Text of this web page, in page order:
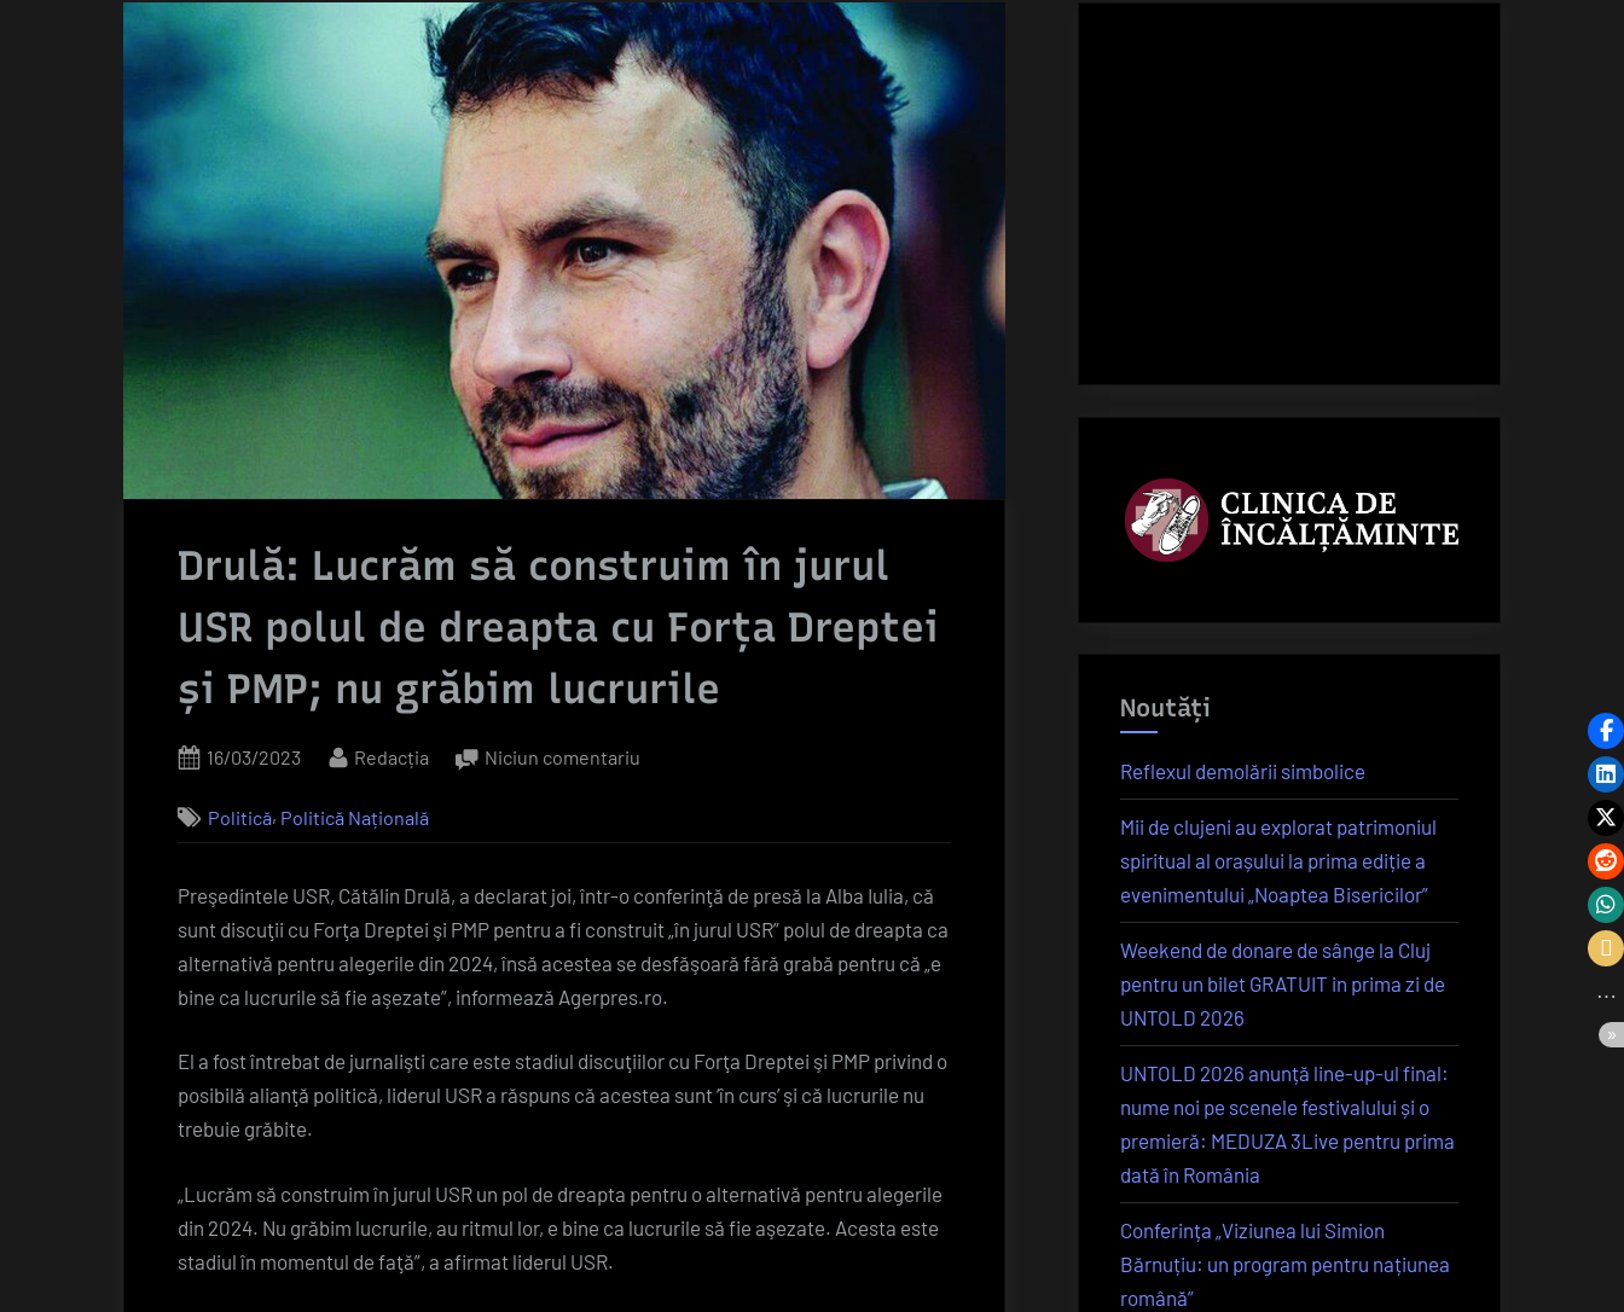
Drulă: Lucrăm să construim în jurul
USR polul de dreapta cu Forţa Dreptei
şi PMP; nu grăbim lucrurile
Posted
16/03/2023 By
Redacția Niciun comentariu
construim
în
jurul
de
Politică, Politică Națională
Preşedintele USR, Cătălin Drulă, a declarat joi, într-o conferinţă de presă la Alba Iulia, că
sunt discuţii cu Forţa Dreptei şi PMP pentru a fi construit „în jurul USR” polul de dreapta ca
alternativă pentru alegerile din 2024, însă acestea se desfăşoară fără grabă pentru că „e
bine ca lucrurile să fie aşezate”, informează Agerpres.ro.
El a fost întrebat de jurnalişti care este stadiul discuţiilor cu Forţa Dreptei şi PMP privind o
posibilă alianţă politică, liderul USR a răspuns că acestea sunt ‘în curs’ şi că lucrurile nu
trebuie grăbite.
„Lucrăm să construim în jurul USR un pol de dreapta pentru o alternativă pentru alegerile
din 2024. Nu grăbim lucrurile, au ritmul lor, e bine ca lucrurile să fie aşezate. Acesta este
stadiul în momentul de faţă”, a afirmat liderul USR.
Noutăți
Reflexul demolării simbolice
Mii de clujeni au explorat patrimoniul
spiritual al orașului la prima ediție a
evenimentului „Noaptea Bisericilor”
Weekend de donare de sânge la Cluj
pentru un bilet GRATUIT in prima zi de
UNTOLD 2026
UNTOLD 2026 anunță line-up-ul final:
nume noi pe scenele festivalului și o
premieră: MEDUZA 3Live pentru prima
dată în România
Conferința „Viziunea lui Simion
Bărnuțiu: un program pentru națiunea
română”